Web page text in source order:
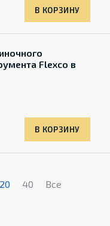
В КОРЗИНУ
Flexco в
В КОРЗИНУ
20 40 Все